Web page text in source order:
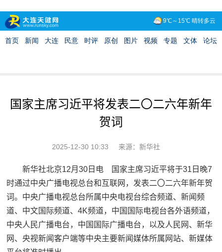
国家主席习近平将发表二〇二六年新年
贺词
2025-12-30 10:33 来源：新华社
新华社北京12月30日电 国家主席习近平将于31日晚7
时通过中央广播电视总台和互联网，发表二〇二六年新年贺
词。中央广播电视总台所属中央电视台综合频道、新闻频
道、中文国际频道、4K频道，中国国际电视台各外语频道，
中央人民广播电台，中国国际广播电台，以及人民网、新华
网、央视新闻客户端等中央主要新闻媒体所属网站、新媒体